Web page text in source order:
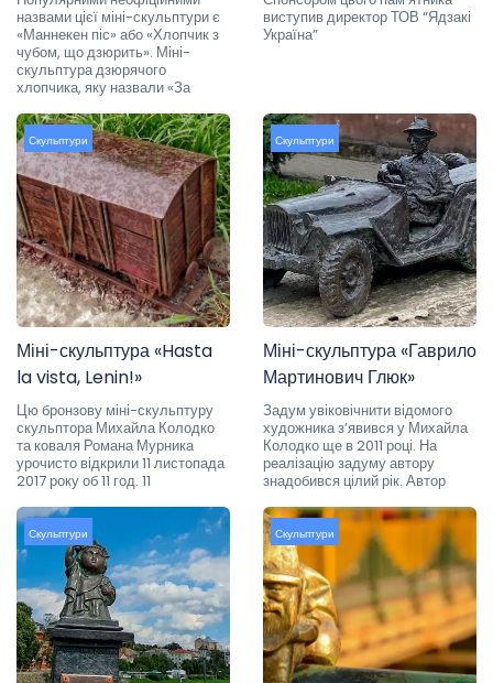
назвами цієї міні-скульптури є
«Маннекен піс» або «Хлопчик з
чубом, що дзюрить». Міні-
скульптура дзюрячого
хлопчика, яку назвали «За
виступив директор ТОВ “Ядзакі
Україна”
Скульптури
Міні-скульптура «Hasta
la vista, Lenin!»
Цю бронзову міні-скульптуру
скульптора Михайла Колодко
та коваля Романа Мурника
урочисто відкрили 11 листопада
2017 року об 11 год. 11
Скульптури
Міні-скульптура «Гаврило
Мартинович Глюк»
Задум увіковічнити відомого
художника з’явився у Михайла
Колодко ще в 2011 році. На
реалізацію задуму автору
знадобився цілий рік. Автор
Скульптури Скульптури